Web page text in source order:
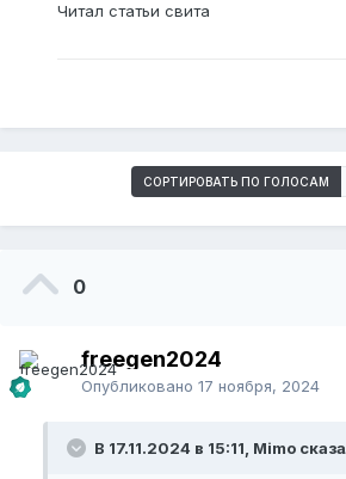
Читал статьи свита
СОРТИРОВАТЬ ПО ГОЛОСАМ
0
freegen2024
Опубликовано 17 ноября, 2024
В 17.11.2024 в 15:11, Mimo